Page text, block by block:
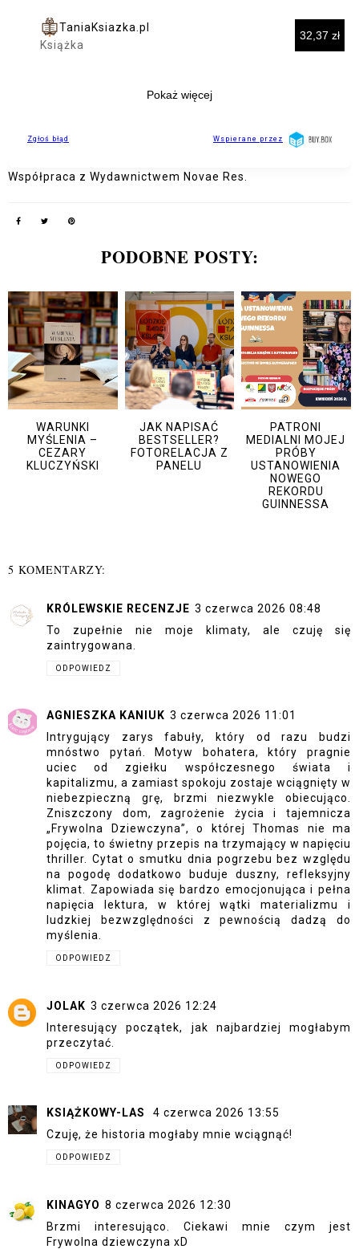
Współpraca z Wydawnictwem Novae Res.
PODOBNE POSTY:
WARUNKI
MYŚLENIA –
CEZARY
KLUCZYŃSKI
JAK NAPISAĆ
BESTSELLER?
FOTORELACJA Z
PANELU
PATRONI
MEDIALNI MOJEJ
PRÓBY
USTANOWIENIA
NOWEGO
REKORDU
GUINNESSA
5 KOMENTARZY:
KRÓLEWSKIE RECENZJE 3 czerwca 2026 08:48
To zupełnie nie moje klimaty, ale czuję się
zaintrygowana.
ODPOWIEDZ
AGNIESZKA KANIUK 3 czerwca 2026 11:01
Intrygujący zarys fabuły, który od razu budzi
mnóstwo pytań. Motyw bohatera, który pragnie
uciec od zgiełku współczesnego świata i
kapitalizmu, a zamiast spokoju zostaje wciągnięty w
niebezpieczną grę, brzmi niezwykle obiecująco.
Zniszczony dom, zagrożenie życia i tajemnicza
„Frywolna Dziewczyna”, o której Thomas nie ma
pojęcia, to świetny przepis na trzymający w napięciu
thriller. Cytat o smutku dnia pogrzebu bez względu
na pogodę dodatkowo buduje duszny, refleksyjny
klimat. Zapowiada się bardzo emocjonująca i pełna
napięcia lektura, w której wątki materializmu i
ludzkiej bezwzględności z pewnością dadzą do
myślenia.
ODPOWIEDZ
JOLAK 3 czerwca 2026 12:24
Interesujący początek, jak najbardziej mogłabym
przeczytać.
ODPOWIEDZ
KSIĄŻKOWY-LAS
4 czerwca 2026 13:55
Czuję, że historia mogłaby mnie wciągnąć!
ODPOWIEDZ
KINAGYO 8 czerwca 2026 12:30
Brzmi interesująco. Ciekawi mnie czym jest
Frywolna dziewczyna xD